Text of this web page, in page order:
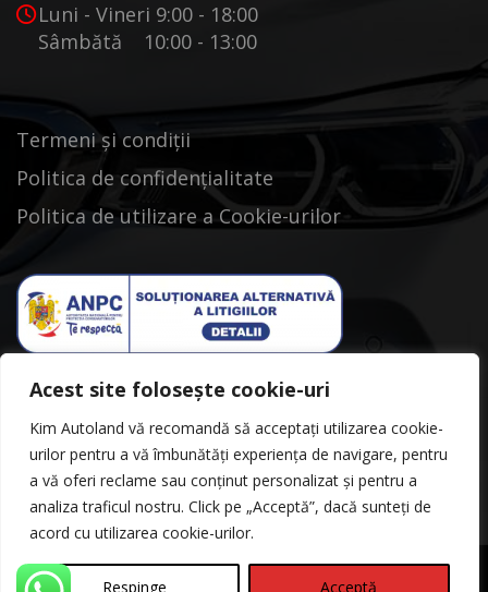
Acest site folosește cookie-uri
Kim Autoland vă recomandă să acceptați utilizarea cookie-
urilor pentru a vă îmbunătăți experiența de navigare, pentru
a vă oferi reclame sau conținut personalizat și pentru a
analiza traficul nostru. Click pe „Acceptă”, dacă sunteți de
acord cu utilizarea cookie-urilor.
Respinge Acceptă
Luni - Vineri 9:00 - 18:00
Sâmbătă 10:00 - 13:00
Termeni și condiții
Politica de confidențialitate
Politica de utilizare a Cookie-urilor